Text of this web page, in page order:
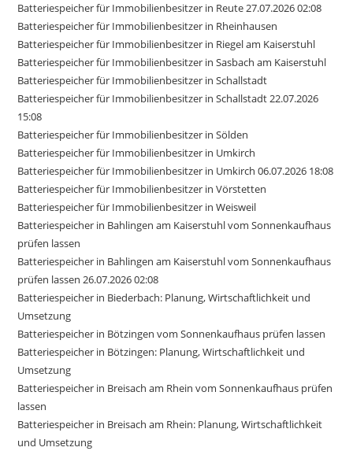
Batteriespeicher für Immobilienbesitzer in Reute 27.07.2026 02:08
Batteriespeicher für Immobilienbesitzer in Rheinhausen
Batteriespeicher für Immobilienbesitzer in Riegel am Kaiserstuhl
Batteriespeicher für Immobilienbesitzer in Sasbach am Kaiserstuhl
Batteriespeicher für Immobilienbesitzer in Schallstadt
Batteriespeicher für Immobilienbesitzer in Schallstadt 22.07.2026
15:08
Batteriespeicher für Immobilienbesitzer in Sölden
Batteriespeicher für Immobilienbesitzer in Umkirch
Batteriespeicher für Immobilienbesitzer in Umkirch 06.07.2026 18:08
Batteriespeicher für Immobilienbesitzer in Vörstetten
Batteriespeicher für Immobilienbesitzer in Weisweil
Batteriespeicher in Bahlingen am Kaiserstuhl vom Sonnenkaufhaus
prüfen lassen
Batteriespeicher in Bahlingen am Kaiserstuhl vom Sonnenkaufhaus
prüfen lassen 26.07.2026 02:08
Batteriespeicher in Biederbach: Planung, Wirtschaftlichkeit und
Umsetzung
Batteriespeicher in Bötzingen vom Sonnenkaufhaus prüfen lassen
Batteriespeicher in Bötzingen: Planung, Wirtschaftlichkeit und
Umsetzung
Batteriespeicher in Breisach am Rhein vom Sonnenkaufhaus prüfen
lassen
Batteriespeicher in Breisach am Rhein: Planung, Wirtschaftlichkeit
und Umsetzung